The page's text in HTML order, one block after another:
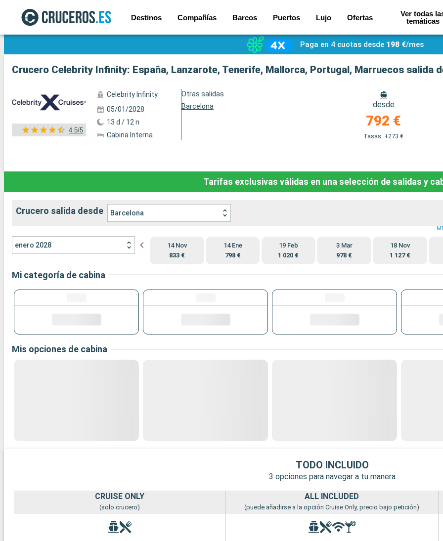
Destinos Compañías Barcos Puertos Lujo Ofertas
Ver todas
temáticas
Ver las 26 fotos
Paga en 4 cuotas desde 198 €/mes
Crucero Celebrity Infinity: España, Lanzarote, Tenerife, Mallorca, Portugal, Marruecos salida
4.5/5
Celebrity Infinity
05/01/2028
13 d / 12 n
Cabina Interna
Otras salidas
Barcelona
desde
792 €
Tasas: +273 €
Tarifas exclusivas válidas en una selección de salidas y
Crucero salida desde Barcelona
enero 2028
14 Nov
833 €
14 Ene
798 €
19 Feb
1 020 €
3 Mar
978 €
18 Nov
1 127 €
Mi categoría de cabina
Mis opciones de cabina
TODO INCLUIDO
3 opciones para navegar a tu manera
CRUISE ONLY
(solo crucero)
ALL INCLUDED
(puede añadirse a la opción Cruise Only, precio bajo petición)